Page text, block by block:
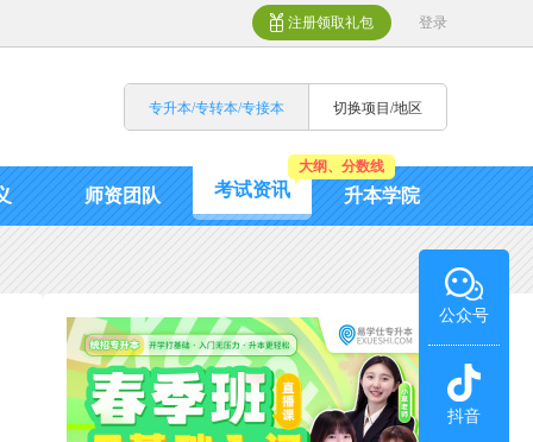
注册领取礼包 登录
专升本/专转本/专接本 切换项目/地区
师资团队 考试资讯
大纲、分数线
升本学院
公众号
抖音